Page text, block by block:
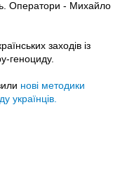
Оператори - Михайло
заходів із
геноциду.
нові методики
українців.